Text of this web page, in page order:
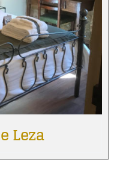
Leza